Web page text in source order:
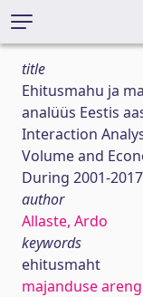
title
Ehitusmahu ja
analüüs Eestis
Interaction
Volume and
During 2001-2017
author
Allaste, Ardo
keywords
ehitusmaht
majanduse areng